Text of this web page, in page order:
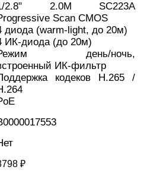
2.8" 2.0M SC223А
Scan CMOS
диода (warm-light, до 20м)
ИК-диода (до 20м)
день/ночь,
ИК-фильтр
кодеков H.265 /
₽